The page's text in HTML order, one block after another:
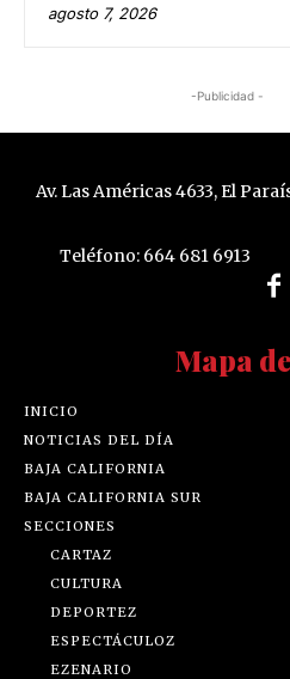
agosto 7, 2026
-Publicidad -
Av. Las Américas 4633, El
Teléfono: 664 681 6913
Mapa
INICIO
NOTICIAS DEL DÍA
BAJA CALIFORNIA
BAJA CALIFORNIA SUR
SECCIONES
CARTAZ
CULTURA
DEPORTEZ
ESPECTÁCULOZ
EZENARIO